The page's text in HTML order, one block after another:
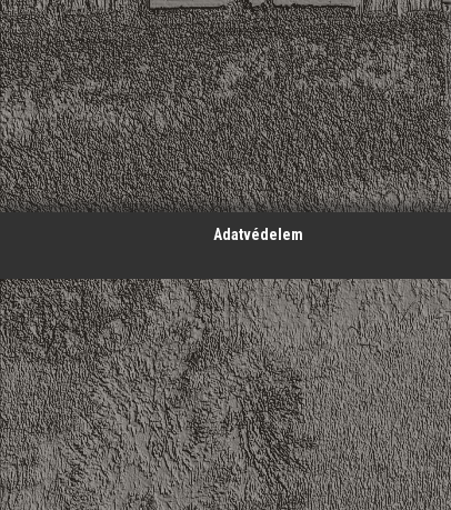
';
Adatvédelem